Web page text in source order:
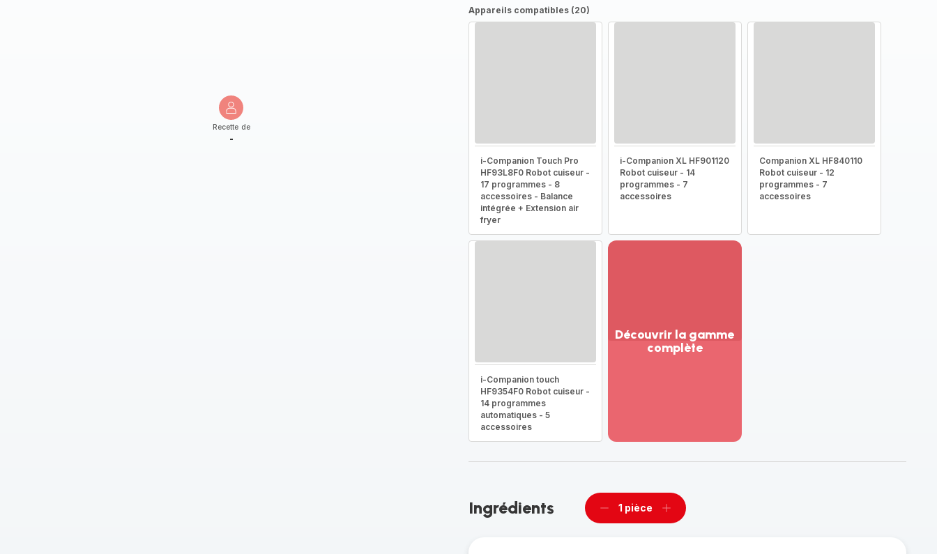
Recette de
-
Appareils compatibles (20)
i-Companion Touch Pro
HF93L8F0 Robot cuiseur -
17 programmes - 8
accessoires - Balance
intégrée + Extension air
fryer
i-Companion XL HF901120
Robot cuiseur - 14
programmes - 7
accessoires
Companion XL HF840110
Robot cuiseur - 12
programmes - 7
accessoires
i-Companion touch
HF9354F0 Robot cuiseur -
14 programmes
automatiques - 5
accessoires
Découvrir la gamme
complète
complète
Ingrédients
Supprimer
1 pièce
Ajouter